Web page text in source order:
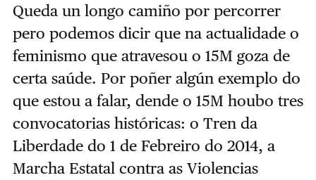
Queda un longo camiño por percorrer
pero podemos dicir que na actualidade o
feminismo que atravesou o 15M goza de
certa saúde. Por poñer algún exemplo do
que estou a falar, dende o 15M houbo tres
convocatorias históricas: o Tren da
Liberdade do 1 de Febreiro do 2014, a
Marcha Estatal contra as Violencias